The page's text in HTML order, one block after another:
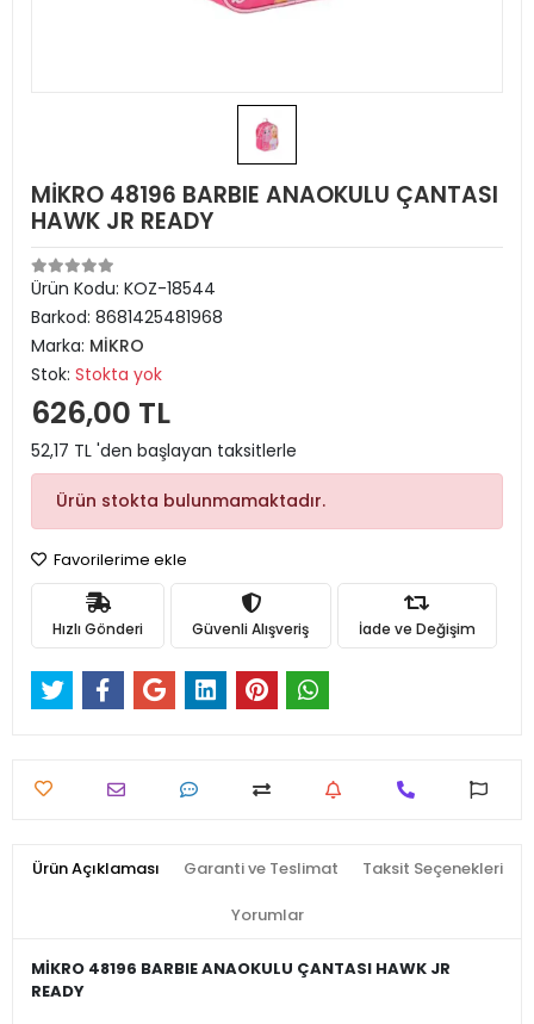
MİKRO 48196 BARBIE ANAOKULU ÇANTASI
HAWK JR READY
Ürün Kodu: KOZ-18544
Barkod: 8681425481968
Marka: MİKRO
Stok: Stokta yok
626,00 TL
52,17 TL 'den başlayan taksitlerle
Ürün stokta bulunmamaktadır.
Favorilerime ekle
Hızlı Gönderi Güvenli Alışveriş İade ve Değişim
Ürün Açıklaması Garanti ve Teslimat Taksit Seçenekleri
Yorumlar
MİKRO 48196 BARBIE ANAOKULU ÇANTASI HAWK JR
READY